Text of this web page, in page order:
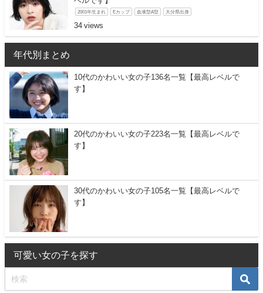
2001年生まれ Eカップ 血液型A型 大分県出身
34
年代別まとめ
10代のかわいい女の子136名一覧【最高レベルで
す】
20代のかわいい女の子223名一覧【最高レベルで
す】
30代のかわいい女の子105名一覧【最高レベルで
す】
可愛い女の子を探す